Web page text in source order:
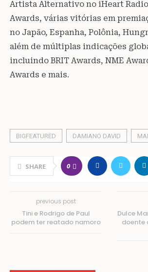
Artista Alternativo no iHeart
Awards, várias vitórias em
no Japão, Espanha, Polônia,
além de múltiplas indicações
incluindo BRIT Awards, NME
Awards e mais.
BIGFEATURED DAMIANO DAVID
SHARE 0
previous post
Tini e Rodrigo de Paul
podem ter reatado namoro
Dulce
doente